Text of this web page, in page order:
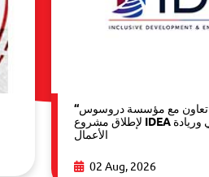
“اتصال” توقع اتفاقية تعاون مع مؤسسة دروسوس
لإطلاق مشروع IDEA لدعم الذكاء الاصطناعي وريادة
الأعمال
02 Aug, 2026